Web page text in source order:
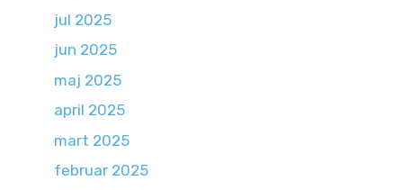
jul 2025
jun 2025
maj 2025
april 2025
mart 2025
februar 2025